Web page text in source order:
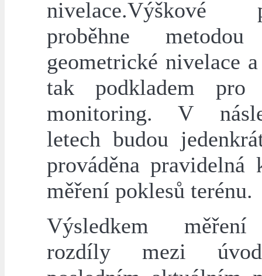
nivelace.Výškové
proběhne metodou
geometrické nivelace
tak podkladem pro
monitoring. V
letech budou
prováděna pravidelná
měření poklesů terénu.
Výsledkem
rozdíly mezi